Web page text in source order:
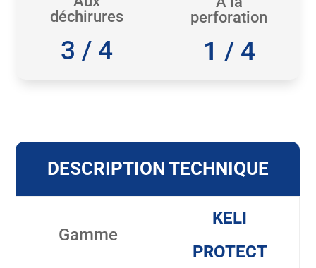
déchirures
3 / 4
perforation
1 / 4
DESCRIPTION TECHNIQUE
Gamme
KELI
PROTECT